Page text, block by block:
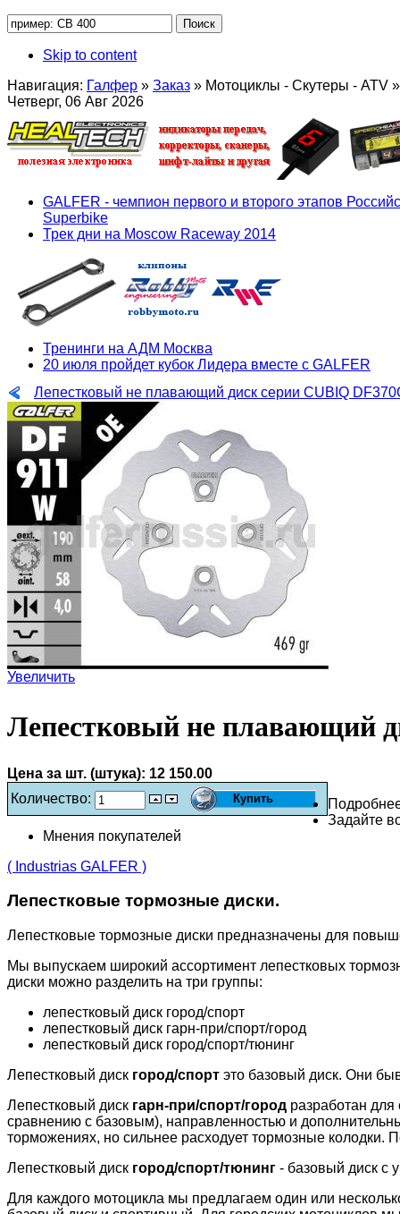
Skip to content
Навигация: Галфер » Заказ » Мотоциклы - Скутеры - ATV »
Четверг, 06 Авг 2026
GALFER - чемпион первого и второго этапов
Superbike
Трек дни на Moscow Raceway 2014
Тренинги на АДМ Москва
20 июля пройдет кубок Лидера вместе с GALFER
Лепестковый не плавающий диск серии CUBIQ
Увеличить
Лепестковый не плавающий
Цена за шт. (штука): 12 150.00
Количество:
Задайте
Мнения покупателей
( Industrias GALFER )
Лепестковые тормозные диски.
Лепестковые тормозные диски предназначены для
Мы выпускаем широкий ассортимент лепестковых
диски можно разделить на три группы:
лепестковый диск город/спорт
лепестковый диск гарн-при/спорт/город
лепестковый диск город/спорт/тюнинг
Лепестковый диск город/спорт это базовый диск. Они
Лепестковый диск гарн-при/спорт/город разработан
сравнению с базовым), направленностью и
торможениях, но сильнее расходует тормозные колодки.
Лепестковый диск город/спорт/тюнинг - базовый диск с
Для каждого мотоцикла мы предлагаем один или